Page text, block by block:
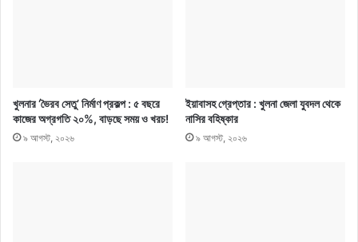
খুলনার ‘ভৈরব সেতু’ নির্মাণ প্রকল্প : ৫ বছরে
কাজের অগ্রগতি ২০%, বাড়ছে সময় ও খরচ!
৯ আগস্ট, ২০২৬
ইয়াবাসহ গ্রেপ্তার : খুলনা জেলা যুবদল থেকে
নাসির বহিষ্কার
৯ আগস্ট, ২০২৬